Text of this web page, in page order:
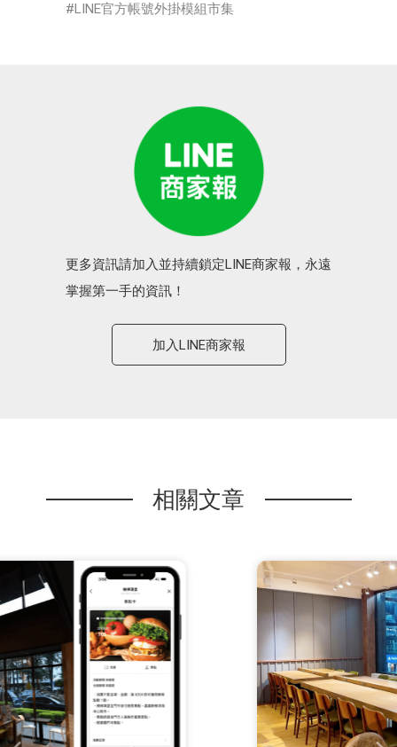
LINE官方帳號外掛模組市集
更多資訊請加入並持續鎖定LINE商家報，永遠
掌握第一手的資訊！
加入LINE商家報
相關文章